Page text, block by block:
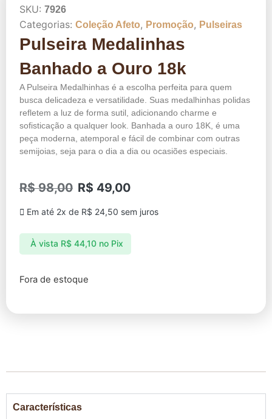
SKU: 7926
Categorias: Coleção Afeto, Promoção, Pulseiras
Pulseira Medalinhas
Banhado a Ouro 18k
A Pulseira Medalhinhas é a escolha perfeita para quem
busca delicadeza e versatilidade. Suas medalhinhas polidas
refletem a luz de forma sutil, adicionando charme e
sofisticação a qualquer look. Banhada a ouro 18K, é uma
peça moderna, atemporal e fácil de combinar com outras
semijoias, seja para o dia a dia ou ocasiões especiais.
R$98,00 R$ 49,00
Em até 2x de R$ 24,50 sem juros
À vista R$44,10 no Pix
Fora de estoque
Características